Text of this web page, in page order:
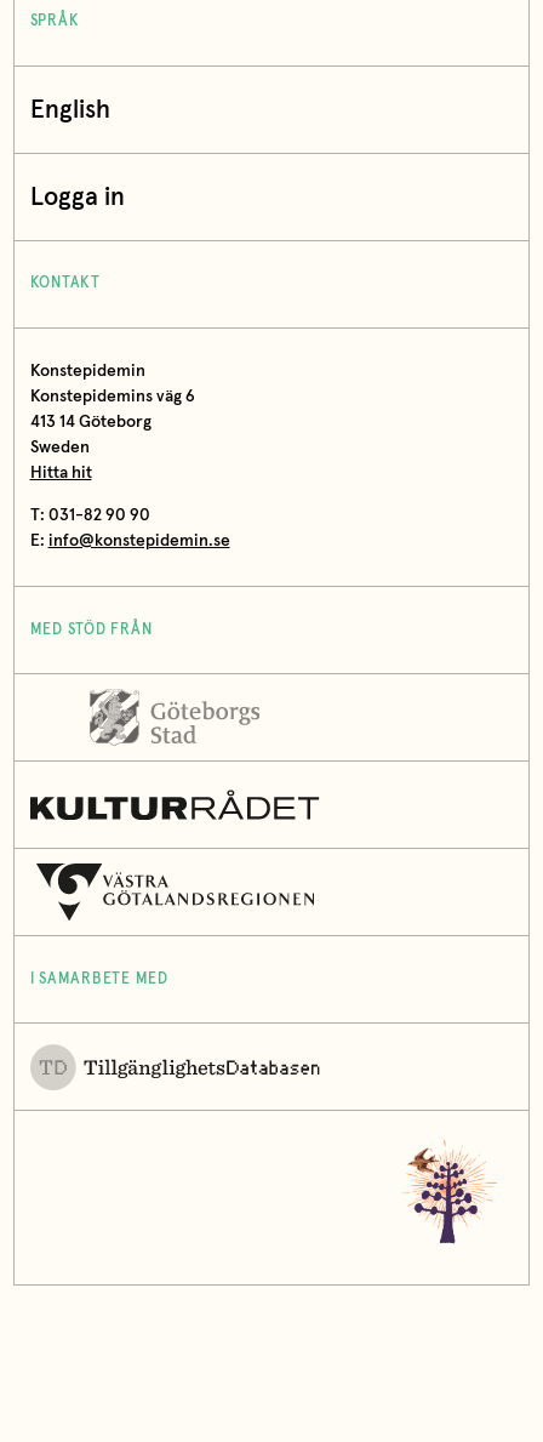
SPRÅK
English
Logga in
KONTAKT
Konstepidemin
Konstepidemins väg 6
413 14 Göteborg
Sweden
Hitta hit
T: 031-82 90 90
E: info@konstepidemin.se
MED STÖD FRÅN
I SAMARBETE MED